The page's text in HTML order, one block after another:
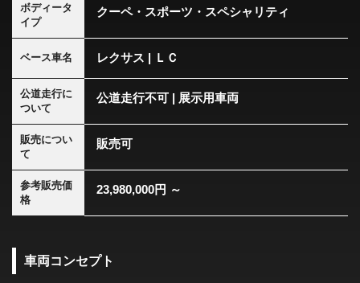
ボディータ
イプ
クーペ・スポーツ・スペシャリティ
ベース車名 レクサス | ＬＣ
公道走行に
ついて
公道走行不可 | 展示用車両
販売につい
て
販売可
参考販売価
格
23,980,000円 ～
車両コンセプト